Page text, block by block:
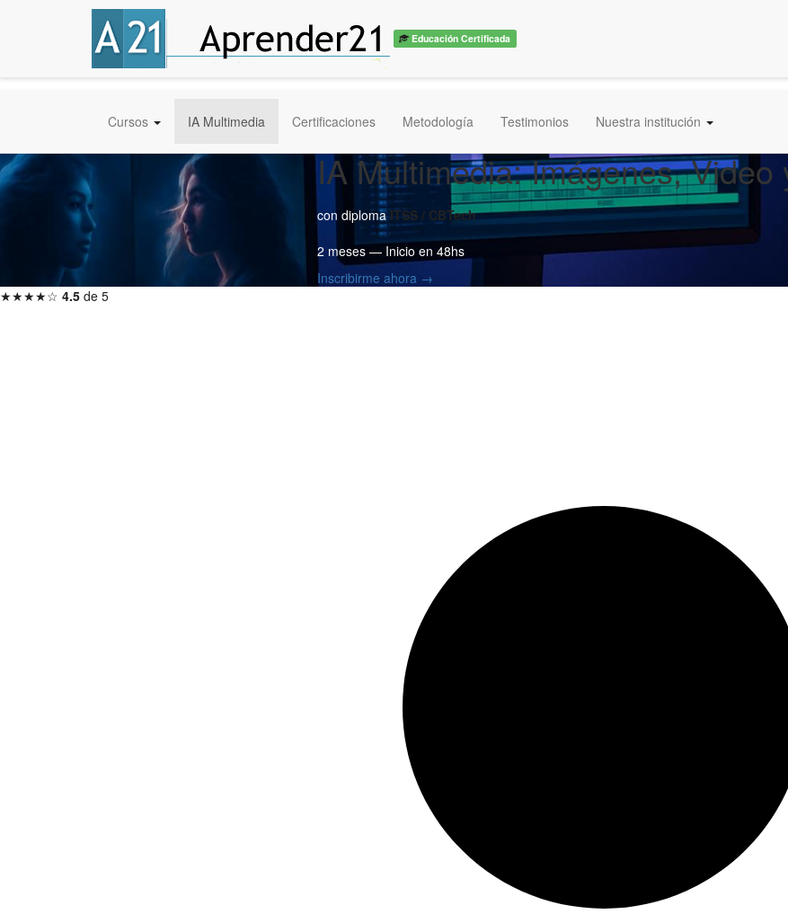
Educación Certificada
Cursos IA Multimedia Certificaciones Metodología Testimonios Nuestra institución
IA Multimedia: Imágenes, Video
con diploma ITSS / CBTech
2 meses — Inicio en 48hs
Inscribirme ahora →
★★★★☆ 4.5 de 5